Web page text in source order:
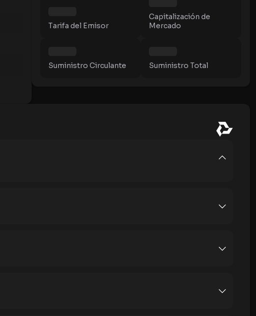
Tarifa del Emisor
Capitalización de
Mercado
Suministro Circulante Suministro Total